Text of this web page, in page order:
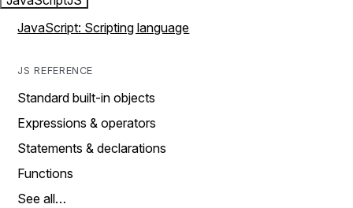
JavaScript: Scripting language
JS REFERENCE
Standard built-in objects
Expressions & operators
Statements & declarations
Functions
See all…